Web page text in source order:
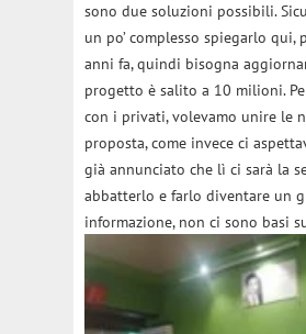
sono due soluzioni possibili.
un po’ complesso spiegarlo
anni fa, quindi bisogna
progetto è salito a 10 milioni.
con i privati, volevamo unire le
proposta, come invece ci
già annunciato che lì ci sarà la
abbatterlo e farlo diventare un
informazione, non ci sono basi